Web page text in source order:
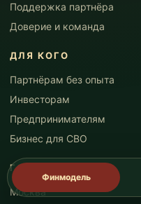
Поддержка партнёра
Доверие и команда
ДЛЯ КОГО
Партнёрам без опыта
Инвесторам
Предпринимателям
Бизнес для СВО
ГОРОДА
Москва
Финмодель